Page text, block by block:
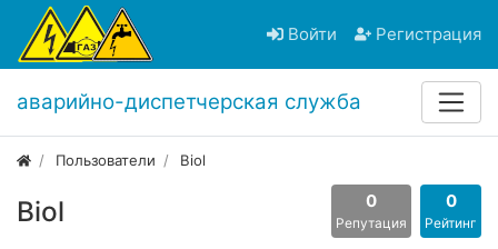
Войти Регистрация
аварийно-диспетчерская служба
Пользователи Biol
Biol 0
Репутация
0
Рейтинг